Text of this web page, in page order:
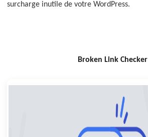
surcharge inutile de votre WordPress.
Broken Link Checker